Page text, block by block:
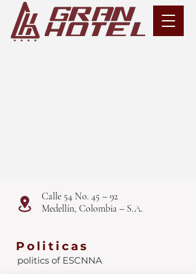
Calle 54 No. 45 – 92
Medellín, Colombia – S.A.
Politicas
politics of ESCNNA